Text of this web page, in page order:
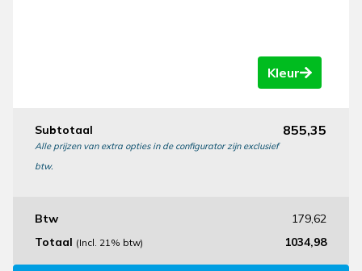
Kleur
Subtotaal 855,35
Alle prijzen van extra opties in de configurator zijn exclusief
btw.
Btw
179,62
Totaal (Incl. 21% btw) 1034,98